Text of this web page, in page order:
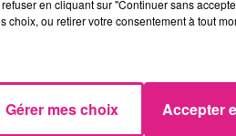
cette
s'ils ne sont pas
� Marcel Picot,
en cliquant sur "Continuer sans
choix, ou retirer votre consentement à tout
Gérer mes choix Accepter